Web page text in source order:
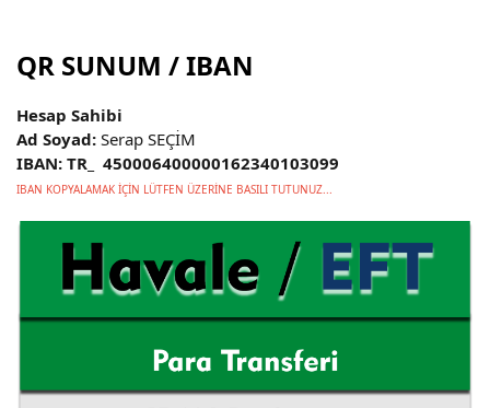
QR SUNUM / IBAN
Hesap Sahibi
Ad Soyad: Serap SEÇİM
IBAN: TR_ 450006400000162340103099
IBAN KOPYALAMAK İÇİN LÜTFEN ÜZERİNE BASILI TUTUNUZ...